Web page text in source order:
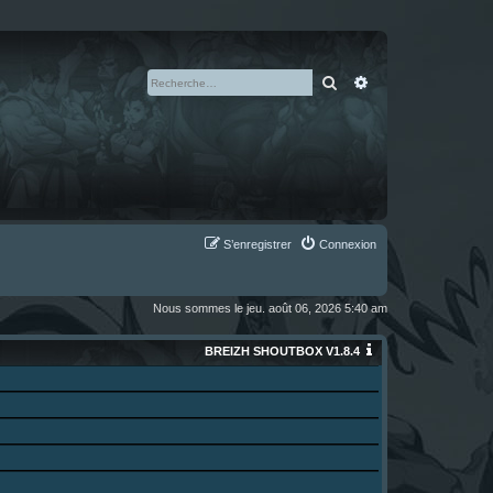
Rechercher
Connexion
S’enregistrer
Nous sommes le jeu. août 06, 2026 5:40 am
BREIZH SHOUTBOX V1.8.4